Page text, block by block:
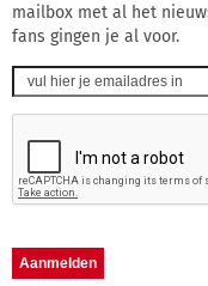
mailbox met al het
fans gingen je al voor.